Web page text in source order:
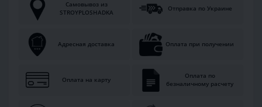
Самовывоз из
STROYPLOSHADKA
Отправка по Украине
Адресная доставка Оплата при получении
Оплата на карту
Оплата по
безналичному расчету